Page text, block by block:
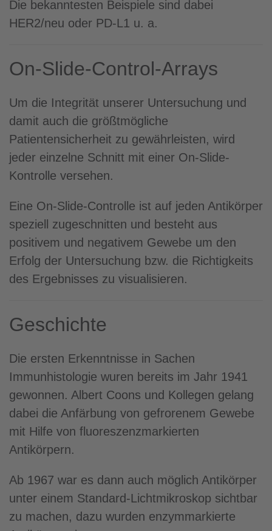
Die bekanntesten Beispiele sind dabei
HER2/neu oder PD-L1 u. a.
On-Slide-Control-Arrays
Um die Integrität unserer Untersuchung und
damit auch die größtmögliche
Patientensicherheit zu gewährleisten, wird
jeder einzelne Schnitt mit einer On-Slide-
Kontrolle versehen.
Eine On-Slide-Controlle ist auf jeden Antikörper
speziell zugeschnitten und besteht aus
positivem und negativem Gewebe um den
Erfolg der Untersuchung bzw. die Richtigkeits
des Ergebnisses zu visualisieren.
Geschichte
Die ersten Erkenntnisse in Sachen
Immunhistologie wuren bereits im Jahr 1941
gewonnen. Albert Coons und Kollegen gelang
dabei die Anfärbung von gefrorenem Gewebe
mit Hilfe von fluoreszenzmarkierten
Antikörpern.
Ab 1967 war es dann auch möglich Antikörper
unter einem Standard-Lichtmikroskop sichtbar
zu machen, dazu wurden enzymmarkierte